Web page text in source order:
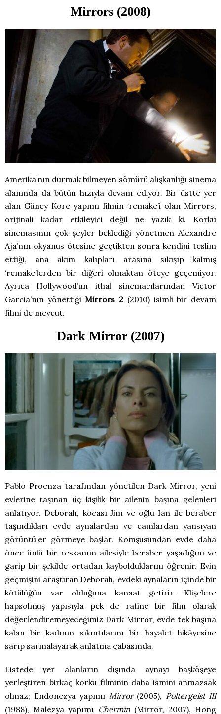
Mirrors (2008)
Amerika’nın durmak bilmeyen sömürü alışkanlığı sinema
alanında da bütün hızıyla devam ediyor. Bir üstte yer
alan Güney Kore yapımı filmin ‘remake’i olan Mirrors,
orijinali kadar etkileyici değil ne yazık ki. Korku
sinemasının çok şeyler beklediği yönetmen Alexandre
Aja’nın okyanus ötesine geçtikten sonra kendini teslim
ettiği, ana akım kalıpları arasına sıkışıp kalmış
‘remake’lerden bir diğeri olmaktan öteye geçemiyor.
Ayrıca Hollywood’un ithal sinemacılarından Victor
Garcia’nın yönettiğiMirrors 2 (2010) isimli bir devam
filmi de mevcut.
Dark Mirror (2007)
Pablo Proenza tarafından yönetilen Dark Mirror, yeni
evlerine taşınan üç kişilik bir ailenin başına gelenleri
anlatıyor. Deborah, kocası Jim ve oğlu Ian ile beraber
taşındıkları evde aynalardan ve camlardan yansıyan
görüntüler görmeye başlar. Komşusundan evde daha
önce ünlü bir ressamın ailesiyle beraber yaşadığını ve
garip bir şekilde ortadan kaybolduklarını öğrenir. Evin
geçmişini araştıran Deborah, evdeki aynaların içinde bir
kötülüğün var olduğuna kanaat getirir. Klişelere
hapsolmuş yapısıyla pek de rafine bir film olarak
değerlendiremeyeceğimiz Dark Mirror, evde tek başına
kalan bir kadının sıkıntılarını bir hayalet hikâyesine
sarıp sarmalayarak anlatma çabasında.
Listede yer alanların dışında aynayı başköşeye
yerleştiren birkaç korku filminin daha ismini anmazsak
olmaz; Endonezya yapımı Mirror(2005), Poltergeist III
(1988), Malezya yapımı Chermin(Mirror, 2007), Hong